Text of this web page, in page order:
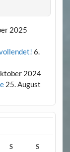
2025
6.
2024
25. August
S S